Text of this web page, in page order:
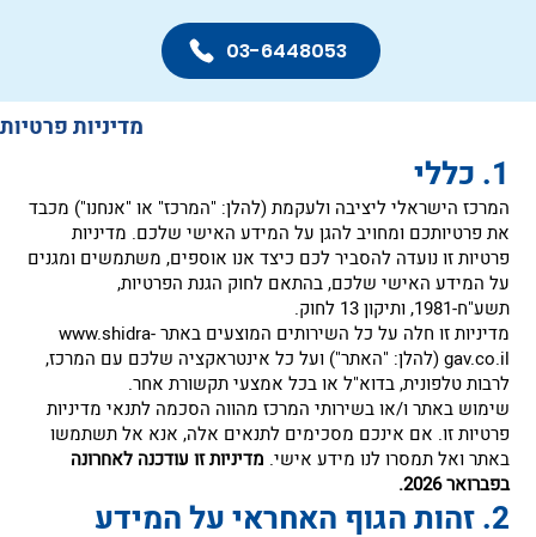
03-6448053
‏מדיניות פרטיות
המרכז הישראלי ליציבה ולעקמת (להלן: "המרכז" או "אנחנו") מכבד
את פרטיותכם ומחויב להגן על המידע האישי שלכם. מדיניות
פרטיות זו נועדה להסביר לכם כיצד אנו אוספים, משתמשים ומגנים
על המידע האישי שלכם, בהתאם לחוק הגנת הפרטיות,
תשע"ח-1981, ותיקון 13 לחוק.
‏מדיניות זו חלה על כל השירותים המוצעים באתרwww.shidra-
gav.co.il(להלן: "האתר") ועל כל אינטראקציה שלכם עם המרכז,
לרבות טלפונית, בדוא"ל או בכל אמצעי תקשורת אחר.
‏שימוש באתר ו/או בשירותי המרכז מהווה הסכמה לתנאי מדיניות
פרטיות זו. אם אינכם מסכימים לתנאים אלה, אנא אל תשתמשו
באתר ואל תמסרו לנו מידע אישי. מדיניות זו עודכנה לאחרונה
בפברואר 2026.